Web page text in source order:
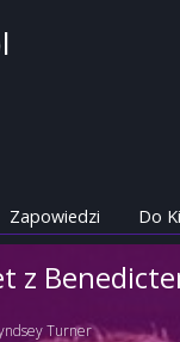
Zapowiedzi Do
z
Turner